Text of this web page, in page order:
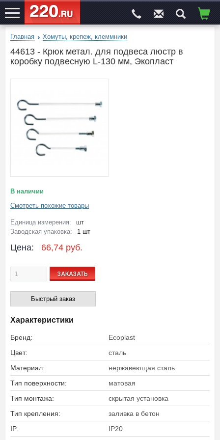
ЭЛЕКТРОСАЙТ№1
Главная Хомуты, крепеж, клеммники
44613 - Крюк метал. для подвеса люстр в
коробку подвесную L-130 мм, Экопласт
В наличии
Смотреть похожие товары
Единица измерения:
шт
Заводская упаковка:
1 шт
Цена: 66,74 руб.
ЗАКАЗАТЬ
Быстрый заказ
Характеристики
Бренд:
Ecoplast
Цвет:
сталь
Материал:
нержавеющая сталь
Тип поверхности:
матовая
Тип монтажа:
скрытая установка
Тип крепления:
заливка в бетон
IP:
IP20